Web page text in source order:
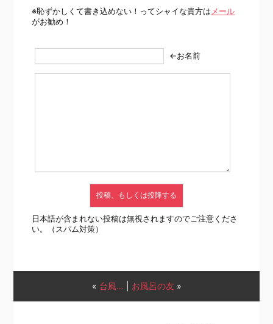
※恥ずかしくて書き込めない！ってシャイな貴方は メール
がお勧め！
←お名前
日本語が含まれない投稿は無視されますのでご注意くださ
い。（スパム対策）
« 台風… お風呂の友»